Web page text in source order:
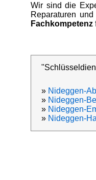
Wir sind die
Reparaturen
Fachkompetenz
» Nideggen-
» Nideggen-
» Nideggen-
» Nideggen-